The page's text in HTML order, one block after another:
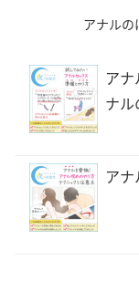
アナルの
ア
ナ
ア